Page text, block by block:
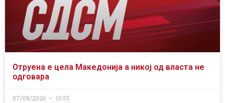
Отруена е цела Македонија а никој од власта не
одговара
07/08/2026 10:55